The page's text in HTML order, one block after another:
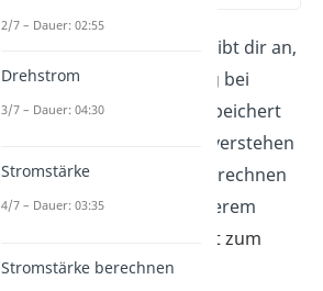
Die elektrische Kapazität gibt dir an,
wie viel elektrische Ladung bei
gegebener Spannung gespeichert
werden kann. Wie du das verstehen
und wie du Kapazitäten berechnen
kannst, erfährst du in unserem
Beitrag. Hier geht es direkt zum
Video.
2/7 – Dauer: 02:55
Drehstrom
3/7 – Dauer: 04:30
Stromstärke
4/7 – Dauer: 03:35
Stromstärke berechnen